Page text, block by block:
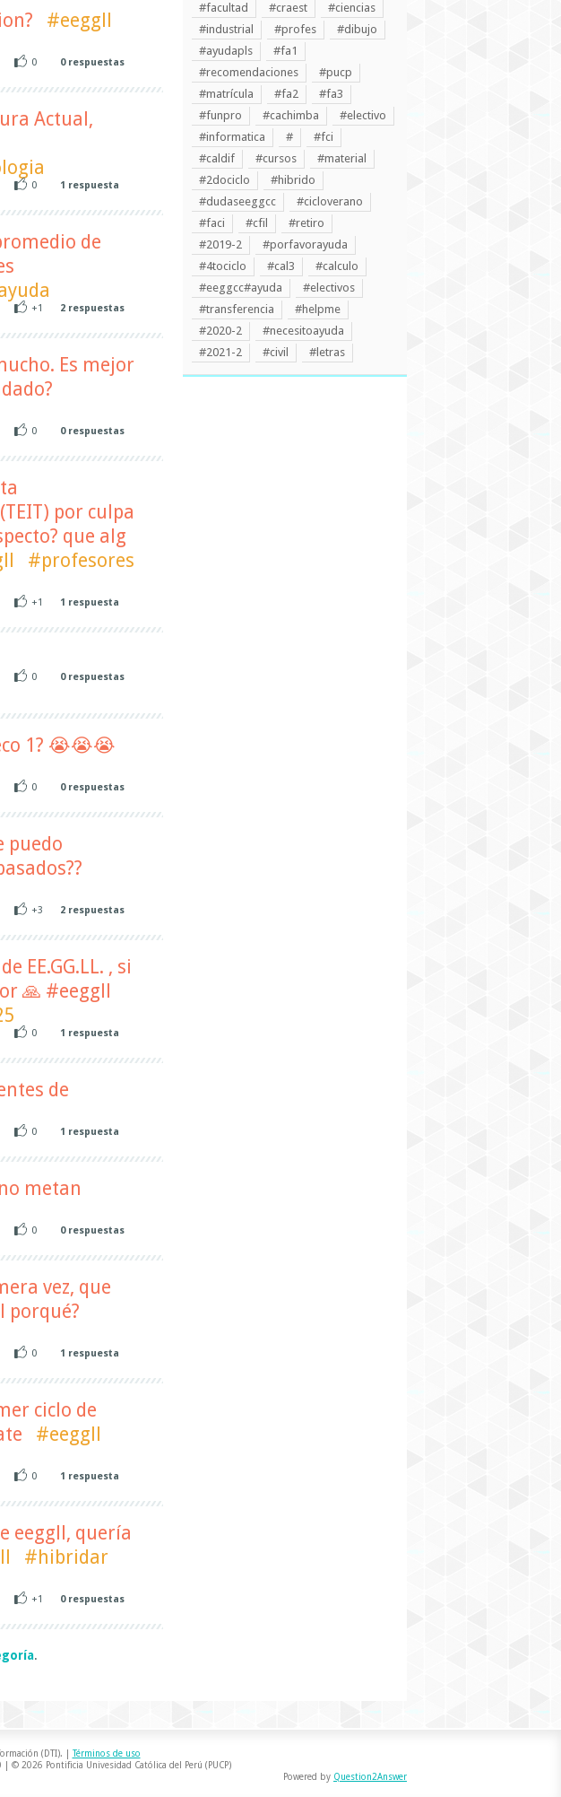
#eeggll
0 0respuestas
Actual,
0 1 respuesta
de
+1 2 respuestas
Es mejor
0 0respuestas
por culpa
que alg
#profesores
+1 1 respuesta
0 0respuestas
1? 😭😭😭
0 0respuestas
puedo
+3 2 respuestas
EE.GG.LL. , si
🙏 #eeggll
0 1 respuesta
de
0 1 respuesta
metan
0 0respuestas
vez, que
porqué?
0 1 respuesta
ciclo de
#eeggll
0 1 respuesta
eeggll, quería
#hibridar
+1 0respuestas
.
#facultad
#craest
#ciencias
#industrial
#profes
#dibujo
#ayudapls
#fa1
#recomendaciones
#pucp
#matrícula
#fa2
#fa3
#funpro
#cachimba
#electivo
#informatica
#
#fci
#caldif
#cursos
#material
#2dociclo
#hibrido
#dudaseeggcc
#cicloverano
#faci
#cfil
#retiro
#2019-2
#porfavorayuda
#4tociclo
#cal3
#calculo
#eeggcc#ayuda
#electivos
#transferencia
#helpme
#2020-2
#necesitoayuda
#2021-2
#civil #letras
(DTI). | Términos de uso
© 2026 Pontificia Univesidad Católica del Perú (PUCP)
Powered by Question2Answer